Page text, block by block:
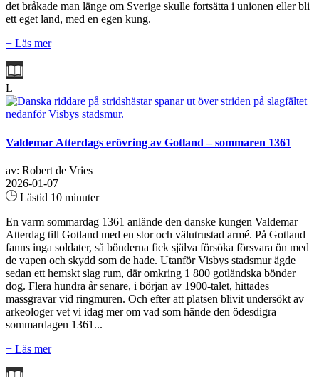
det bråkade man länge om Sverige skulle fortsätta i unionen eller bli
ett eget land, med en egen kung.
+ Läs mer
L
Valdemar Atterdags erövring av Gotland – sommaren 1361
av: Robert de Vries
2026-01-07
Lästid 10 minuter
En varm sommardag 1361 anlände den danske kungen Valdemar
Atterdag till Gotland med en stor och välutrustad armé. På Gotland
fanns inga soldater, så bönderna fick själva försöka försvara ön med
de vapen och skydd som de hade. Utanför Visbys stadsmur ägde
sedan ett hemskt slag rum, där omkring 1 800 gotländska bönder
dog. Flera hundra år senare, i början av 1900-talet, hittades
massgravar vid ringmuren. Och efter att platsen blivit undersökt av
arkeologer vet vi idag mer om vad som hände den ödesdigra
sommardagen 1361...
+ Läs mer